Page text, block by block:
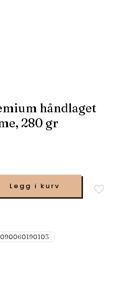
håndlaget
280 gr
Legg i kurv